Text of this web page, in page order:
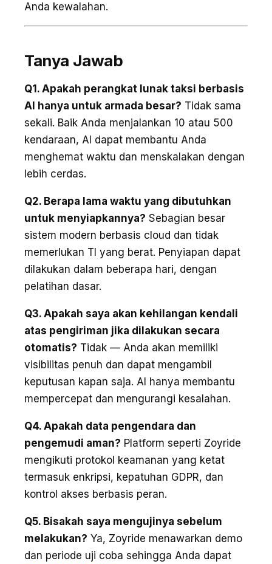
Anda kewalahan.
Tanya Jawab
Q1. Apakah perangkat lunak taksi berbasis
AI hanya untuk armada besar? Tidak sama
sekali. Baik Anda menjalankan 10 atau 500
kendaraan, AI dapat membantu Anda
menghemat waktu dan menskalakan dengan
lebih cerdas.
Q2. Berapa lama waktu yang dibutuhkan
untuk menyiapkannya? Sebagian besar
sistem modern berbasis cloud dan tidak
memerlukan TI yang berat. Penyiapan dapat
dilakukan dalam beberapa hari, dengan
pelatihan dasar.
Q3. Apakah saya akan kehilangan kendali
atas pengiriman jika dilakukan secara
otomatis? Tidak — Anda akan memiliki
visibilitas penuh dan dapat mengambil
keputusan kapan saja. AI hanya membantu
mempercepat dan mengurangi kesalahan.
Q4. Apakah data pengendara dan
pengemudi aman? Platform seperti Zoyride
mengikuti protokol keamanan yang ketat
termasuk enkripsi, kepatuhan GDPR, dan
kontrol akses berbasis peran.
Q5. Bisakah saya mengujinya sebelum
melakukan? Ya, Zoyride menawarkan demo
dan periode uji coba sehingga Anda dapat